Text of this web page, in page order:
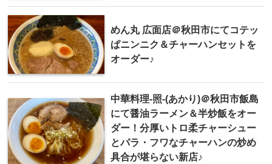
めん丸 広面店＠秋田市にてコテッ
ぱニンニク＆チャーハンセットを
オーダー♪
中華料理-照-(あかり)＠秋田市飯島
にて醤油ラーメン＆半炒飯をオー
ダー！分厚いトロ柔チャーシュー
とパラ・フワなチャーハンの炒め
具合が堪らない新店♪